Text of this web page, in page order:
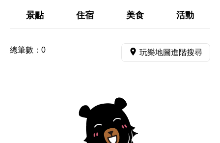
景點 住宿 美食 活動
總筆數： 0 玩樂地圖進階搜尋